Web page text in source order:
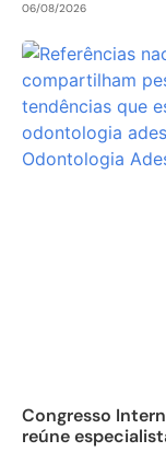
06/08/2026
Congresso
reúne